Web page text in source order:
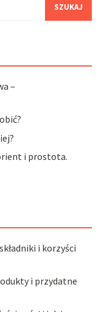
–
i prostota.
i korzyści
i przydatne